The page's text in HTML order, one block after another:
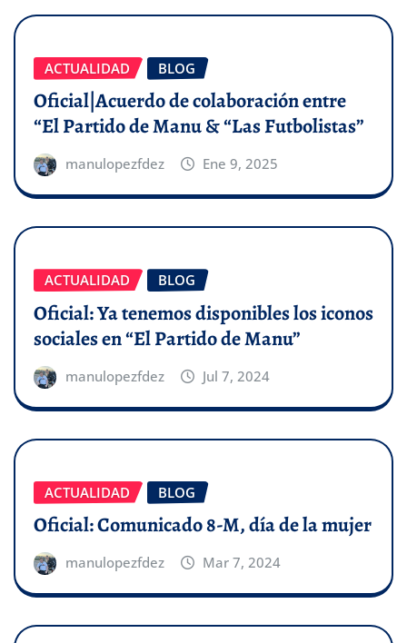
ACTUALIDAD BLOG
Oficial|Acuerdo de colaboración entre
“El Partido de Manu & “Las Futbolistas”
manulopezfdez Ene 9, 2025
ACTUALIDAD BLOG
Oficial: Ya tenemos disponibles los iconos
sociales en “El Partido de Manu”
manulopezfdez Jul 7, 2024
ACTUALIDAD BLOG
Oficial: Comunicado 8-M, día de la mujer
manulopezfdez Mar 7, 2024